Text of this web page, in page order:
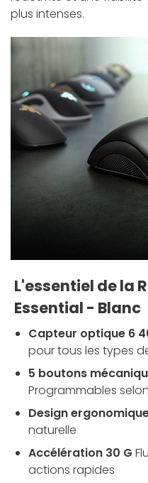
plus intenses.
L'essentiel de la
Essential - Blanc
Capteur optique 6
pour tous les types
5 boutons
Programmables
Design
naturelle
Accélération 30 G
actions rapides